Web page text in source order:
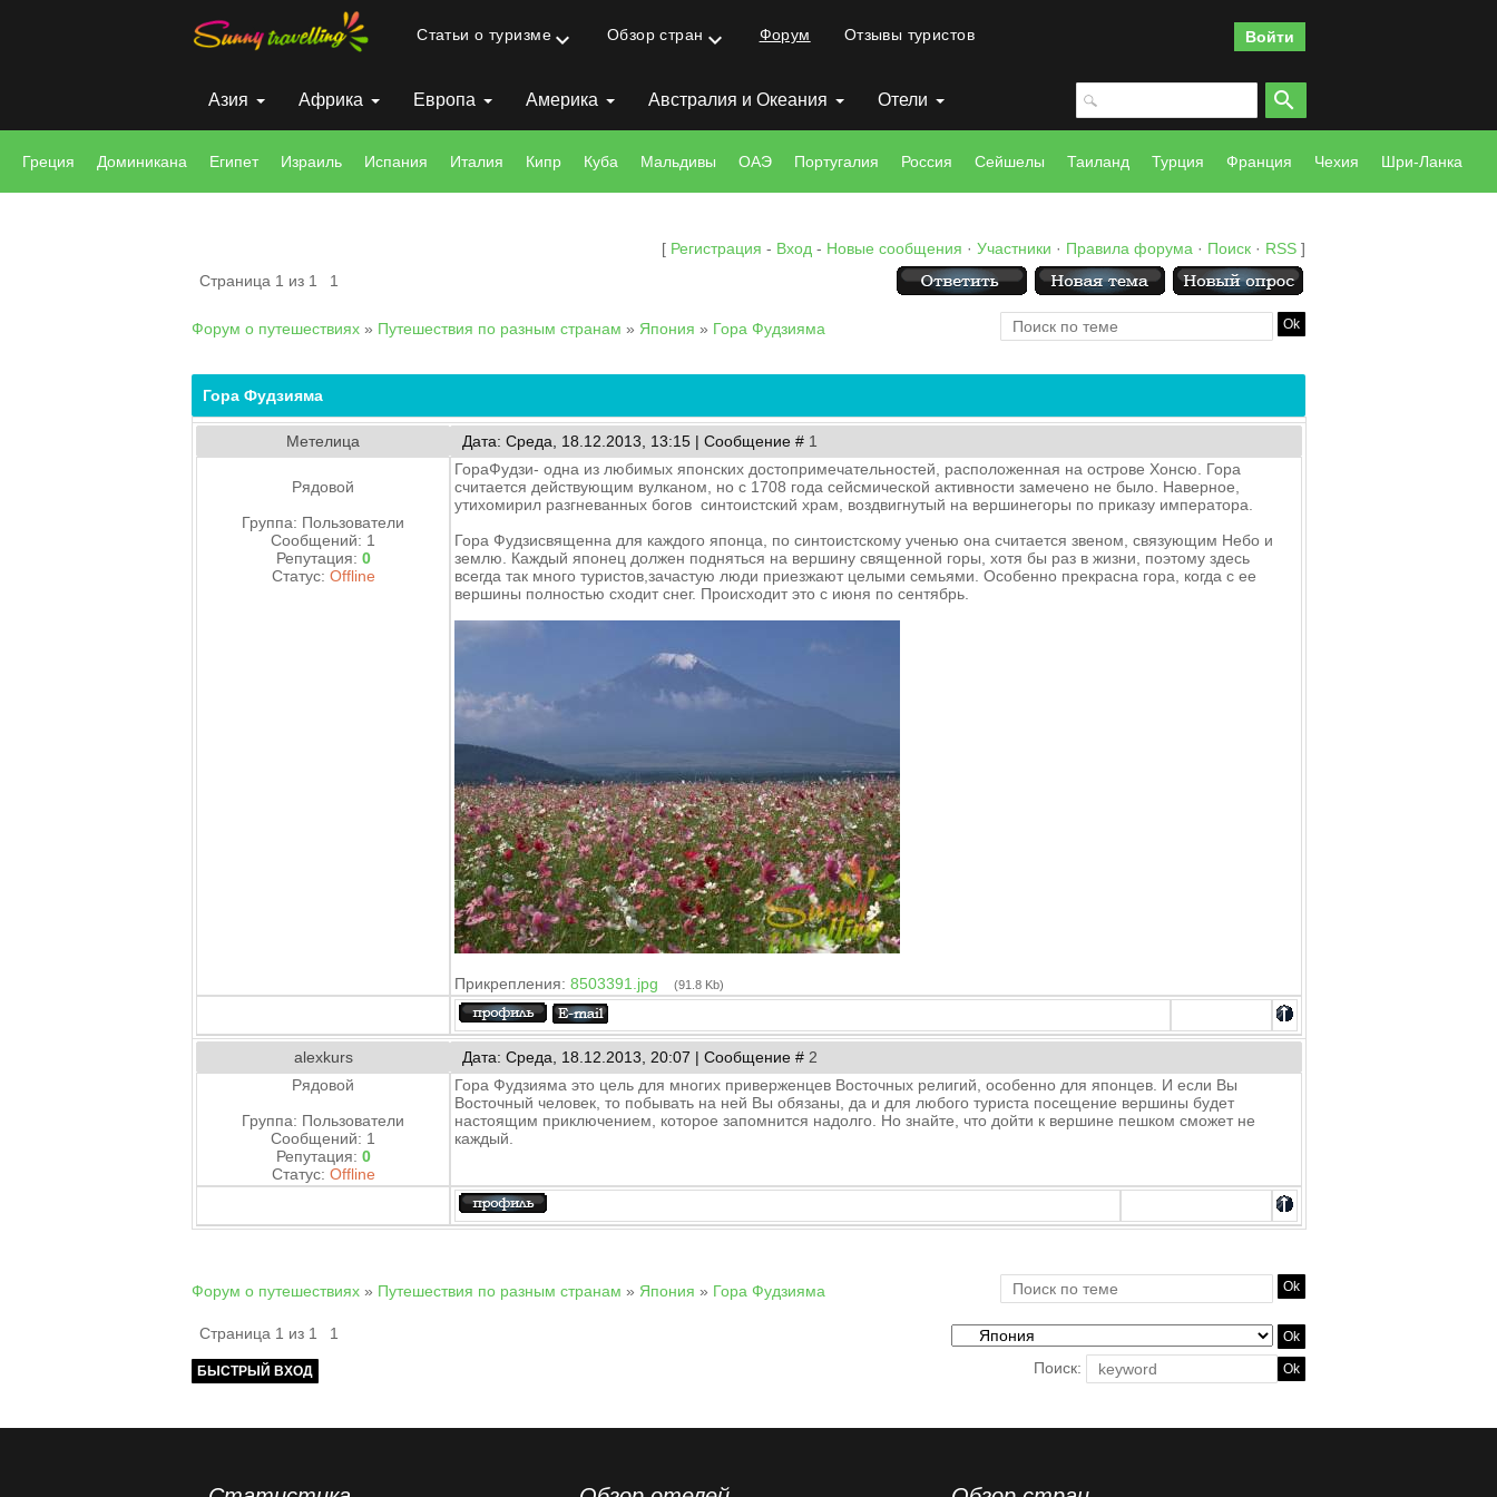
Статьи о туризмеkeyboard_arrow_down Обзор странkeyboard_arrow_down Форум Отзывы туристов Войти
Азия Африка Европа Америка Австралия и Океания Отели
Греция Доминикана Египет Израиль Испания Италия Кипр Куба Мальдивы ОАЭ Португалия Россия Сейшелы Таиланд Турция Франция Чехия Шри-Ланка
[ Регистрация - Вход - Новые сообщения · Участники · Правила форума · Поиск · RSS ]
Страница 1 из 1 1
Форум о путешествиях » Путешествия по разным странам » Япония » Гора Фудзияма
Гора Фудзияма
Метелица Дата: Среда, 18.12.2013, 13:15 | Сообщение # 1
Рядовой
Группа: Пользователи
Сообщений: 1
Репутация: 0
Статус: Offline
ГораФудзи- одна из любимых японских достопримечательностей, расположенная на острове Хонсю. Гора
считается действующим вулканом, но с 1708 года сейсмической активности замечено не было. Наверное,
утихомирил разгневанных богов синтоистский храм, воздвигнутый на вершинегоры по приказу императора.
Гора Фудзисвященна для каждого японца, по синтоистскому ученью она считается звеном, связующим Небо и
землю. Каждый японец должен подняться на вершину священной горы, хотя бы раз в жизни, поэтому здесь
всегда так много туристов,зачастую люди приезжают целыми семьями. Особенно прекрасна гора, когда с ее
вершины полностью сходит снег. Происходит это с июня по сентябрь.
Прикрепления: 8503391.jpg (91.8 Kb)
alexkurs Дата: Среда, 18.12.2013, 20:07 | Сообщение # 2
Рядовой
Группа: Пользователи
Сообщений: 1
Репутация: 0
Статус: Offline
Гора Фудзияма это цель для многих приверженцев Восточных религий, особенно для японцев. И если Вы
Восточный человек, то побывать на ней Вы обязаны, да и для любого туриста посещение вершины будет
настоящим приключением, которое запомнится надолго. Но знайте, что дойти к вершине пешком сможет не
каждый.
Форум о путешествиях » Путешествия по разным странам » Япония » Гора Фудзияма
Страница 1 из 1
1
Поиск: